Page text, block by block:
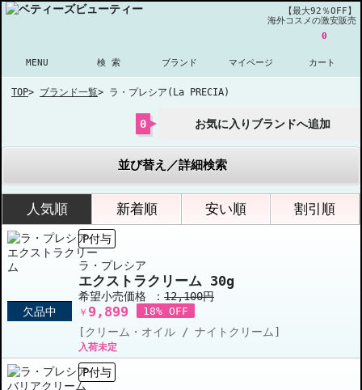
【最大92％OFF】
海外コスメの激安販売
MENU 検 索 ブランド マイページ
0
カート
TOP> ブランド一覧> ラ・プレシア(La PRECIA)
0 お気に入りブランドへ追加
並び替え／詳細検索
人気順 新着順 安い順 割引順
欠品中
P付与
ラ・プレシア
エクストラクリーム 30g
希望小売価格 ： 12,100円
￥ 9,899 18% OFF
[クリーム・オイル / ナイトクリーム]
入荷未定
P付与